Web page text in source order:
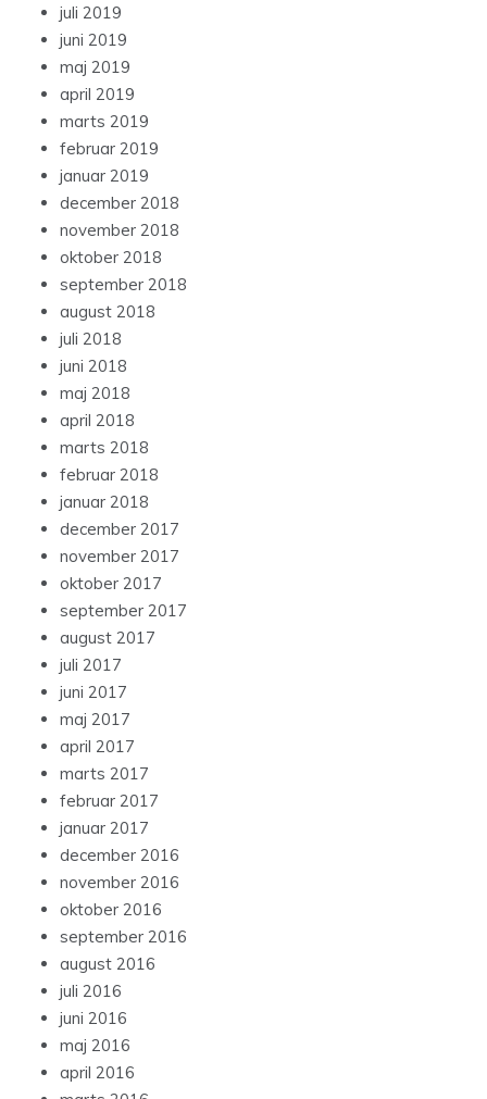
juli 2019
juni 2019
maj 2019
april 2019
marts 2019
februar 2019
januar 2019
december 2018
november 2018
oktober 2018
september 2018
august 2018
juli 2018
juni 2018
maj 2018
april 2018
marts 2018
februar 2018
januar 2018
december 2017
november 2017
oktober 2017
september 2017
august 2017
juli 2017
juni 2017
maj 2017
april 2017
marts 2017
februar 2017
januar 2017
december 2016
november 2016
oktober 2016
september 2016
august 2016
juli 2016
juni 2016
maj 2016
april 2016